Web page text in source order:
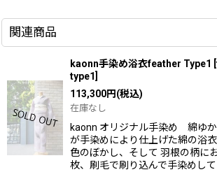
関連商品
kaonn手染め浴衣feather Type1 [
type1
113,300円(税込)
在庫なし
kaonn オリジナル手染め 綿ゆか
が手染めにより仕上げた綿の浴
色のぼかし、そして 羽根の柄に
枚、刷毛で刷り込んで手染めして